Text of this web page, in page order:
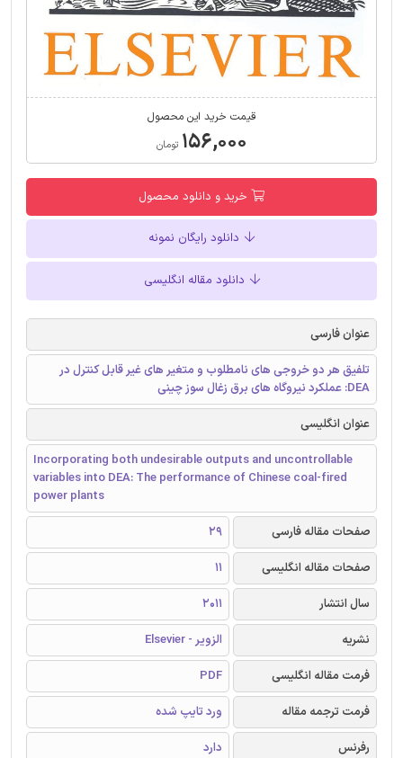
قیمت خرید این محصول
۱۵۶,۰۰۰ تومان
خرید و دانلود محصول
دانلود رایگان نمونه
دانلود مقاله انگلیسی
عنوان فارسی
تلفیق هر دو خروجی های نامطلوب و متغیر های غیر قابل کنترل در
DEA: عملکرد نیروگاه های برق زغال سوز چینی
عنوان انگلیسی
Incorporating both undesirable outputs and uncontrollable
variables into DEA: The performance of Chinese coal-fired
power plants
صفحات مقاله فارسی
29
صفحات مقاله انگلیسی
11
سال انتشار
2011
نشریه
الزویر - Elsevier
فرمت مقاله انگلیسی
PDF
فرمت ترجمه مقاله
ورد تایپ شده
رفرنس
دارد